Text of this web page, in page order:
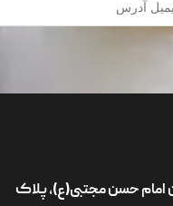
امام حسن مجتبی(ع)، پلاک